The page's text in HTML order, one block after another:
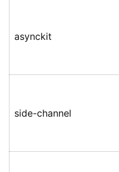
asynckit
side-channel